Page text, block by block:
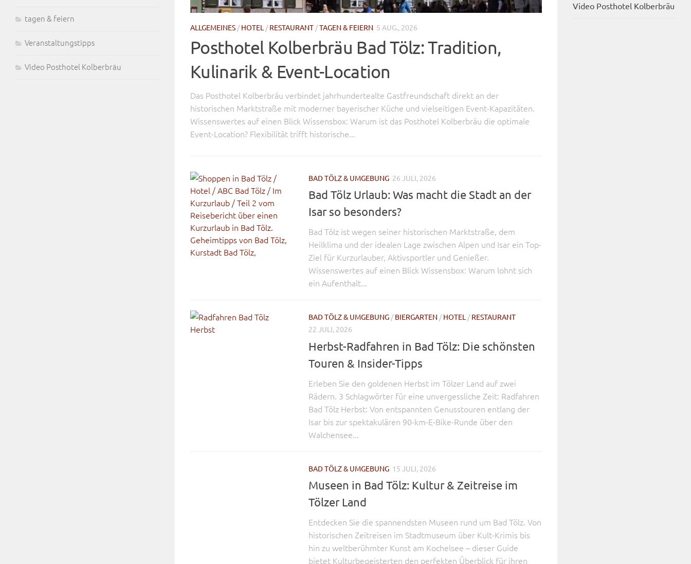
ALLGEMEINES /HOTEL /RESTAURANT /TAGEN & FEIERN 5 AUG., 2026
Posthotel Kolberbräu Bad Tölz: Tradition,
Kulinarik & Event-Location
Das Posthotel Kolberbräu verbindet jahrhundertealte Gastfreundschaft direkt an der
historischen Marktstraße mit moderner bayerischer Küche und vielseitigen Event-Kapazitäten.
Wissenswertes auf einen Blick Wissensbox: Warum ist das Posthotel Kolberbräu die optimale
Event-Location? Flexibilität trifft historische...
BAD TÖLZ & UMGEBUNG 26 JULI, 2026
Bad Tölz Urlaub: Was macht die Stadt an der
Isar so besonders?
Bad Tölz ist wegen seiner historischen Marktstraße, dem
Heilklima und der idealen Lage zwischen Alpen und Isar ein Top-
Ziel für Kurzurlauber, Aktivsportler und Genießer.
Wissenswertes auf einen Blick Wissensbox: Warum lohnt sich
ein Aufenthalt...
BAD TÖLZ & UMGEBUNG /BIERGARTEN /HOTEL /RESTAURANT
22 JULI, 2026
Herbst-Radfahren in Bad Tölz: Die schönsten
Touren & Insider-Tipps
Erleben Sie den goldenen Herbst im Tölzer Land auf zwei
Rädern. 3 Schlagwörter für eine unvergessliche Zeit: Radfahren
Bad Tölz Herbst: Von entspannten Genusstouren entlang der
Isar bis zur spektakulären 90-km-E-Bike-Runde über den
Walchensee...
BAD TÖLZ & UMGEBUNG 15 JULI, 2026
Museen in Bad Tölz: Kultur & Zeitreise im
Tölzer Land
Entdecken Sie die spannendsten Museen rund um Bad Tölz. Von
historischen Zeitreisen im Stadtmuseum über Kult-Krimis bis
hin zu weltberühmter Kunst am Kochelsee – dieser Guide
bietet Kulturbegeisterten den perfekten Überblick für ihren
tagen & feiern
Veranstaltungstipps
Video Posthotel Kolberbräu
Video Posthotel Kolberbräu